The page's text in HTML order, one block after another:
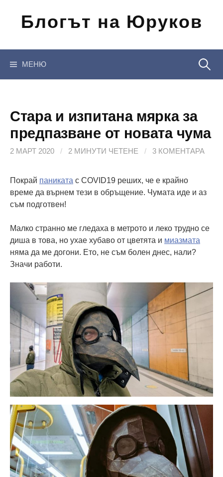
съдържанието
Блогът на Юруков
МЕНЮ
Стара и изпитана мярка за
предпазване от новата чума
2 МАРТ 2020 / 2 МИНУТИ ЧЕТЕНЕ / 3 КОМЕНТАРА
Покрай паниката с COVID19 реших, че е крайно
време да върнем тези в обръщение. Чумата иде и аз
съм подготвен!
Малко странно ме гледаха в метрото и леко трудно се
диша в това, но ухае хубаво от цветята и миазмата
няма да ме догони. Ето, не съм болен днес, нали?
Значи работи.